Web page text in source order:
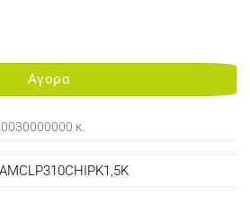
3170/3175 CHIP BLACK 1,5K ποσότητα
Αγορα
,0030000000 κ.